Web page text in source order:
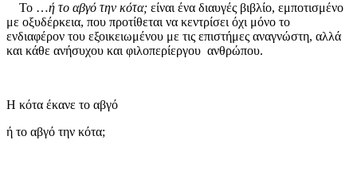
Το …ή το αβγό την κότα; είναι ένα διαυγές βιβλίο, εμποτισμένο
με οξυδέρκεια, που προτίθεται να κεντρίσει όχι μόνο το
ενδιαφέρον του εξοικειωμένου με τις επιστήμες αναγνώστη, αλλά
και κάθε ανήσυχου και φιλοπερίεργου ανθρώπου.
Η κότα έκανε το αβγό
ή το αβγό την κότα;